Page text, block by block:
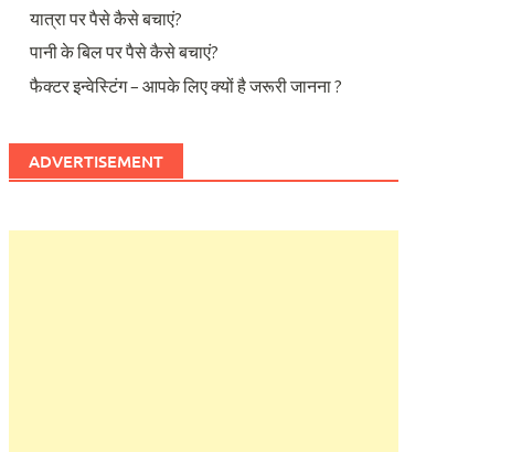
यात्रा पर पैसे कैसे बचाएं?
पानी के बिल पर पैसे कैसे बचाएं?
फैक्टर इन्वेस्टिंग – आपके लिए क्यों है जरूरी जानना ?
ADVERTISEMENT